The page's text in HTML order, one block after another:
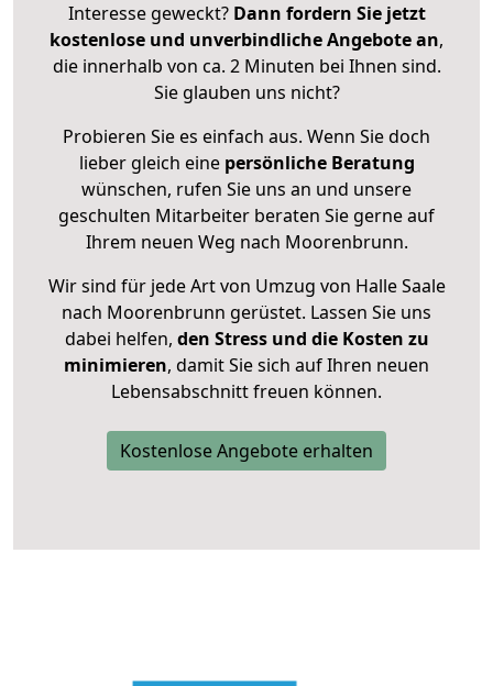
Interesse geweckt? Dann fordern Sie jetzt
kostenlose und unverbindliche Angebote an,
die innerhalb von ca. 2 Minuten bei Ihnen sind.
Sie glauben uns nicht?
Probieren Sie es einfach aus. Wenn Sie doch
lieber gleich eine persönliche Beratung
wünschen, rufen Sie uns an und unsere
geschulten Mitarbeiter beraten Sie gerne auf
Ihrem neuen Weg nach Moorenbrunn.
Wir sind für jede Art von Umzug von Halle Saale
nach Moorenbrunn gerüstet. Lassen Sie uns
dabei helfen, den Stress und die Kosten zu
minimieren, damit Sie sich auf Ihren neuen
Lebensabschnitt freuen können.
Kostenlose Angebote erhalten